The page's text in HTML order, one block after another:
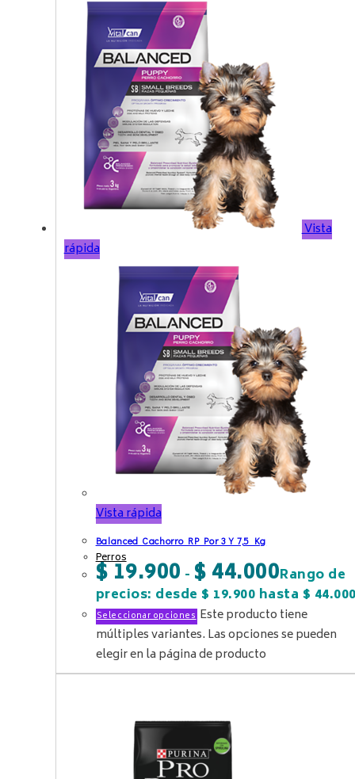
Vista
rápida
Vista rápida
Balanced Cachorro RP Por 3 Y 7,5 Kg
Perros
$19.900 - $44.000Rango de
precios: desde $ 19.900 hasta $
Seleccionar opciones Este producto tiene
múltiples variantes. Las opciones se pueden
elegir en la página de producto